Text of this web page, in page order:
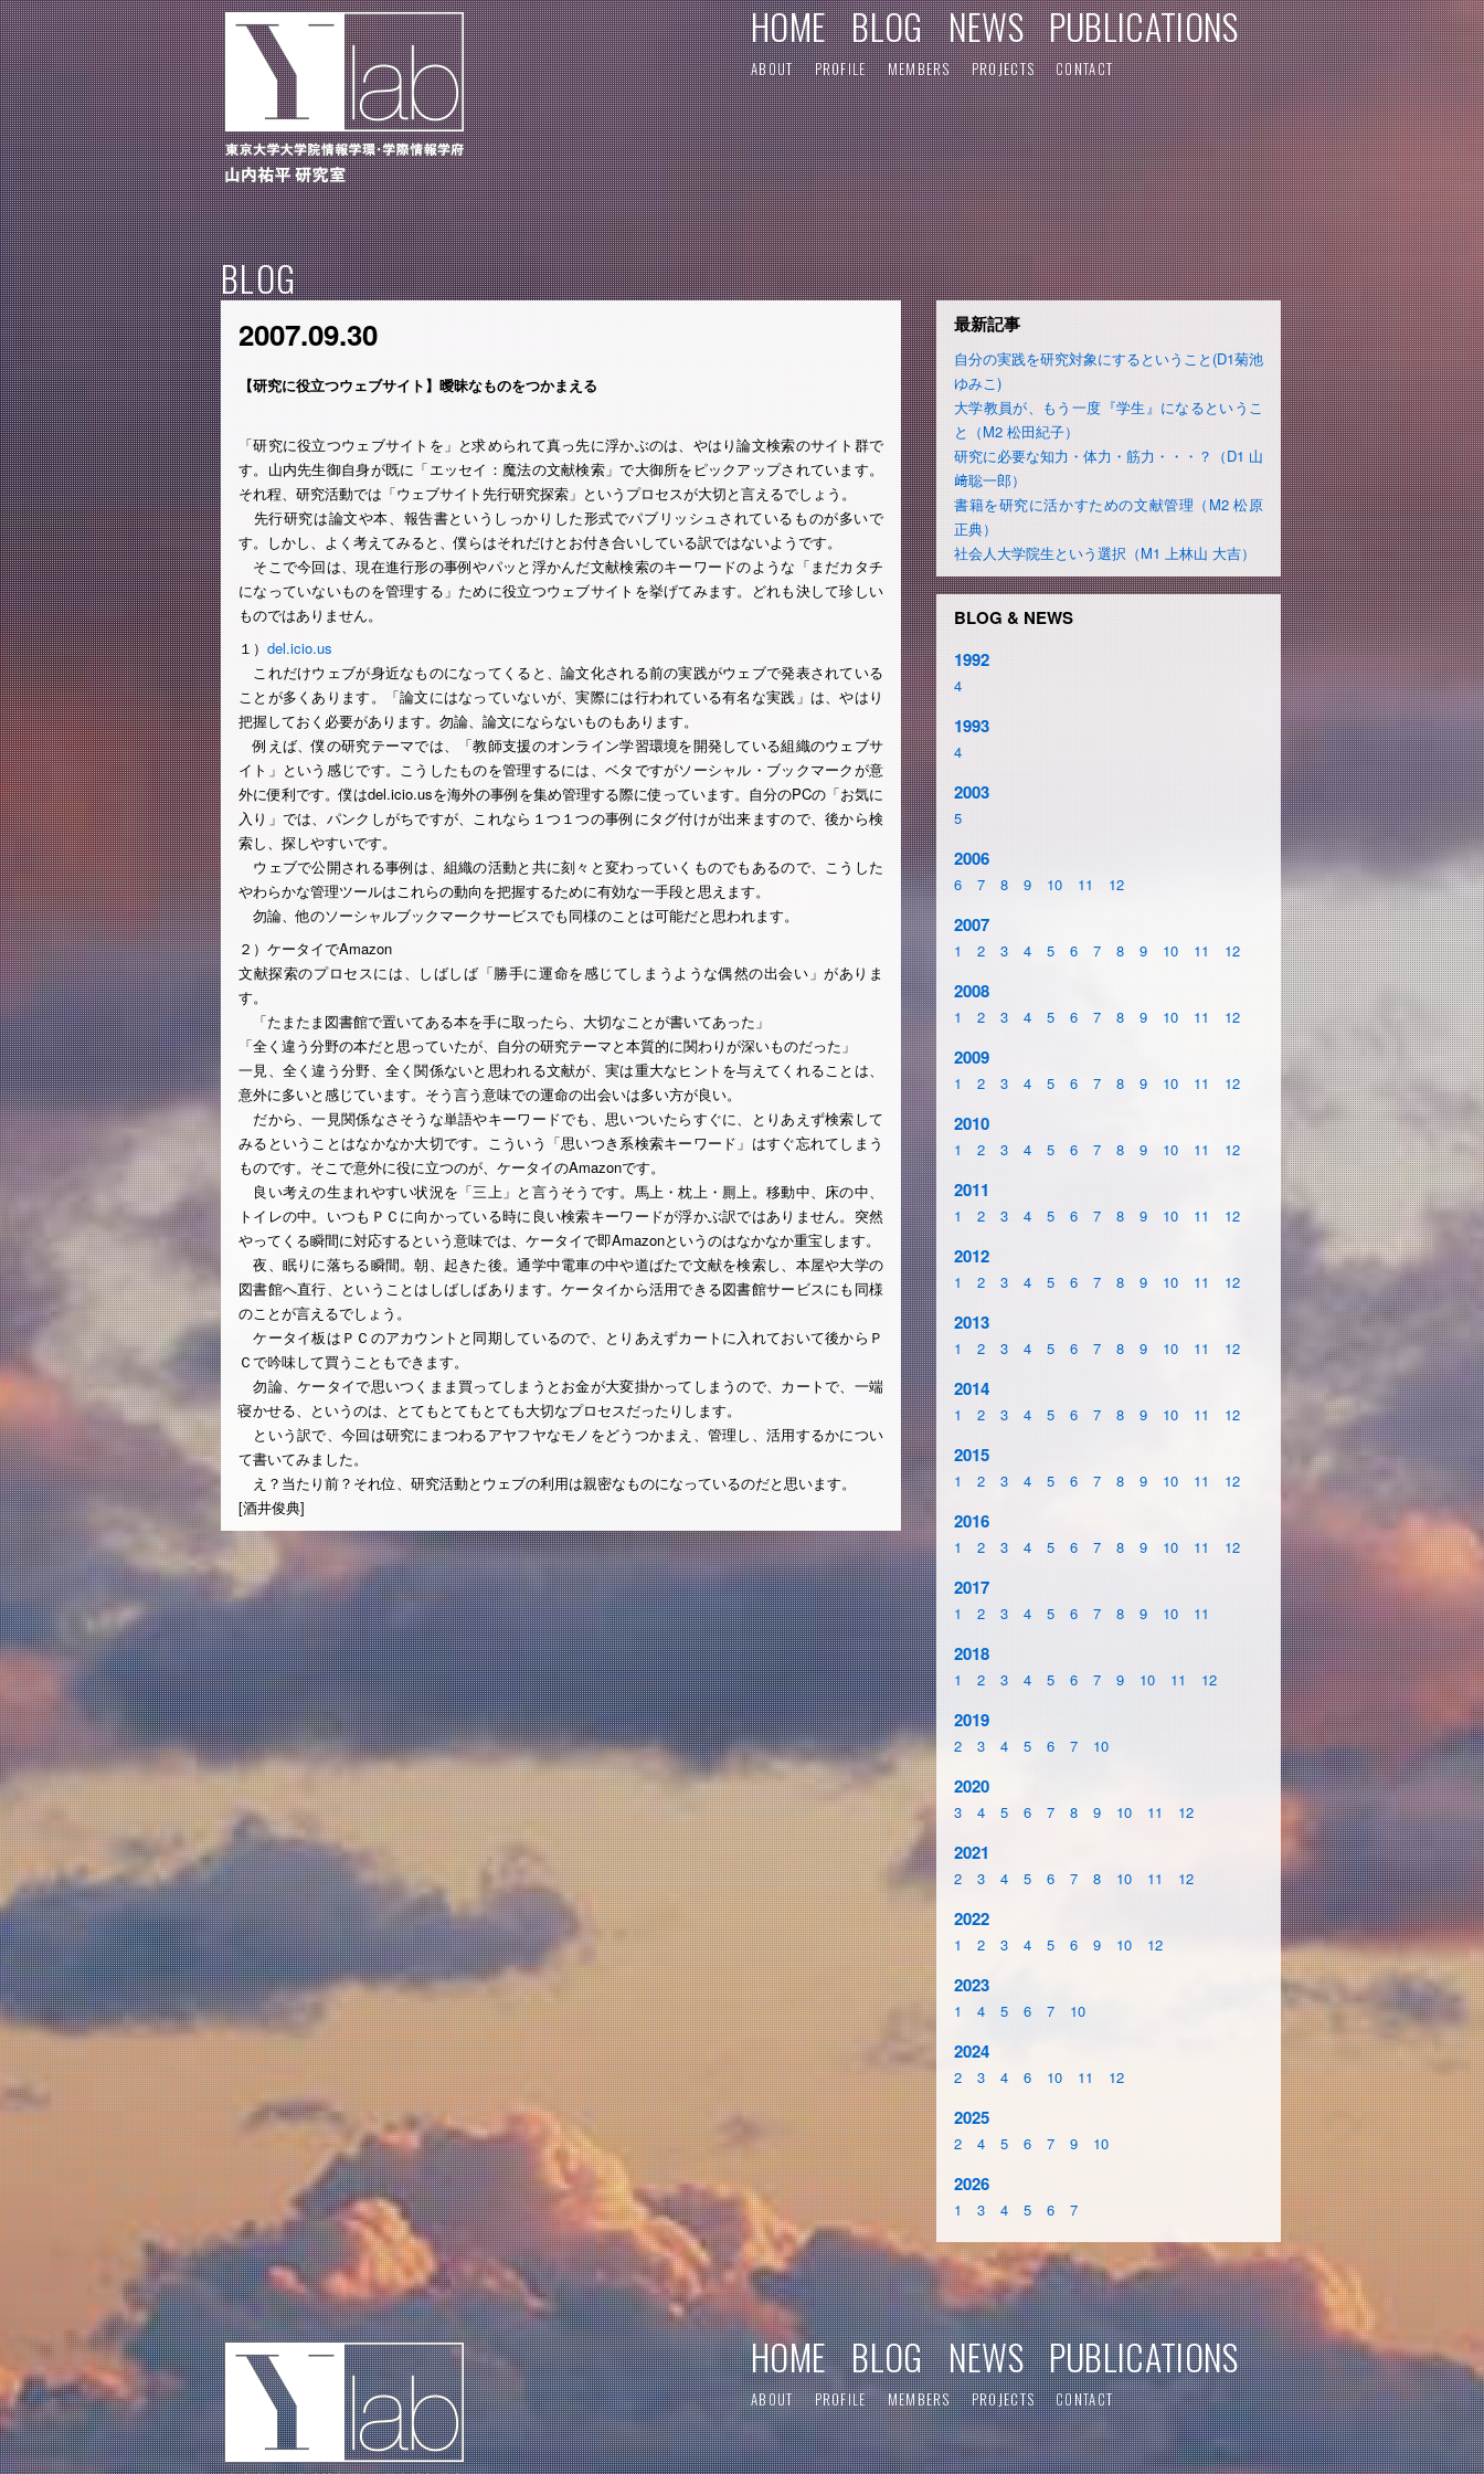
HOME BLOG NEWS PUBLICATIONS
ABOUT PROFILE MEMBERS PROJECTS CONTACT
BLOG
2007.09.30
【研究に役立つウェブサイト】曖昧なものをつかまえる
「研究に役立つウェブサイトを」と求められて真っ先に浮かぶのは、やはり論文検索のサイト群で
す。山内先生御自身が既に「エッセイ：魔法の文献検索」で大御所をピックアップされています。
それ程、研究活動では「ウェブサイト先行研究探索」というプロセスが大切と言えるでしょう。
先行研究は論文や本、報告書というしっかりした形式でパブリッシュされているものが多いで
す。しかし、よく考えてみると、僕らはそれだけとお付き合いしている訳ではないようです。
そこで今回は、現在進行形の事例やパッと浮かんだ文献検索のキーワードのような「まだカタチ
になっていないものを管理する」ために役立つウェブサイトを挙げてみます。どれも決して珍しい
ものではありません。
１） del.icio.us
これだけウェブが身近なものになってくると、論文化される前の実践がウェブで発表されている
ことが多くあります。「論文にはなっていないが、実際には行われている有名な実践」は、やはり
把握しておく必要があります。勿論、論文にならないものもあります。
例えば、僕の研究テーマでは、「教師支援のオンライン学習環境を開発している組織のウェブサ
イト」という感じです。こうしたものを管理するには、ベタですがソーシャル・ブックマークが意
外に便利です。僕はdel.icio.usを海外の事例を集め管理する際に使っています。自分のPCの「お気に
入り」では、パンクしがちですが、これなら１つ１つの事例にタグ付けが出来ますので、後から検
索し、探しやすいです。
ウェブで公開される事例は、組織の活動と共に刻々と変わっていくものでもあるので、こうした
やわらかな管理ツールはこれらの動向を把握するために有効な一手段と思えます。
勿論、他のソーシャルブックマークサービスでも同様のことは可能だと思われます。
２）ケータイでAmazon
文献探索のプロセスには、しばしば「勝手に運命を感じてしまうような偶然の出会い」がありま
す。
「たまたま図書館で置いてある本を手に取ったら、大切なことが書いてあった」
「全く違う分野の本だと思っていたが、自分の研究テーマと本質的に関わりが深いものだった」
一見、全く違う分野、全く関係ないと思われる文献が、実は重大なヒントを与えてくれることは、
意外に多いと感じています。そう言う意味での運命の出会いは多い方が良い。
だから、一見関係なさそうな単語やキーワードでも、思いついたらすぐに、とりあえず検索して
みるということはなかなか大切です。こういう「思いつき系検索キーワード」はすぐ忘れてしまう
ものです。そこで意外に役に立つのが、ケータイのAmazonです。
良い考えの生まれやすい状況を「三上」と言うそうです。馬上・枕上・厠上。移動中、床の中、
トイレの中。いつもＰＣに向かっている時に良い検索キーワードが浮かぶ訳ではありません。突然
やってくる瞬間に対応するという意味では、ケータイで即Amazonというのはなかなか重宝します。
夜、眠りに落ちる瞬間。朝、起きた後。通学中電車の中や道ばたで文献を検索し、本屋や大学の
図書館へ直行、ということはしばしばあります。ケータイから活用できる図書館サービスにも同様
のことが言えるでしょう。
ケータイ板はＰＣのアカウントと同期しているので、とりあえずカートに入れておいて後からＰ
Ｃで吟味して買うこともできます。
勿論、ケータイで思いつくまま買ってしまうとお金が大変掛かってしまうので、カートで、一端
寝かせる、というのは、とてもとてもとても大切なプロセスだったりします。
という訳で、今回は研究にまつわるアヤフヤなモノをどうつかまえ、管理し、活用するかについ
て書いてみました。
え？当たり前？それ位、研究活動とウェブの利用は親密なものになっているのだと思います。
[酒井俊典]
最新記事
自分の実践を研究対象にするということ(D1菊池
ゆみこ)
大学教員が、もう一度『学生』になるというこ
と（M2 松田紀子）
研究に必要な知力・体力・筋力・・・？（D1 山
﨑聡一郎）
書籍を研究に活かすための文献管理（M2 松原
正典）
社会人大学院生という選択（M1 上林山 大吉）
BLOG & NEWS
1992
4
1993
4
2003
5
2006
6 7 8 9 10 11 12
2007
1 2 3 4 5 6 7 8 9 10 11 12
2008
1 2 3 4 5 6 7 8 9 10 11 12
2009
1 2 3 4 5 6 7 8 9 10 11 12
2010
1 2 3 4 5 6 7 8 9 10 11 12
2011
1 2 3 4 5 6 7 8 9 10 11 12
2012
1 2 3 4 5 6 7 8 9 10 11 12
2013
1 2 3 4 5 6 7 8 9 10 11 12
2014
1 2 3 4 5 6 7 8 9 10 11 12
2015
1 2 3 4 5 6 7 8 9 10 11 12
2016
1 2 3 4 5 6 7 8 9 10 11 12
2017
1 2 3 4 5 6 7 8 9 10 11
2018
1 2 3 4 5 6 7 9 10 11 12
2019
2 3 4 5 6 7 10
2020
3 4 5 6 7 8 9 10 11 12
2021
2 3 4 5 6 7 8 10 11 12
2022
1 2 3 4 5 6 9 10 12
2023
1 4 5 6 7 10
2024
2 3 4 6 10 11 12
2025
2 4 5 6 7 9 10
2026
1 3 4 5 6 7
HOME BLOG NEWS PUBLICATIONS
ABOUT PROFILE MEMBERS PROJECTS CONTACT